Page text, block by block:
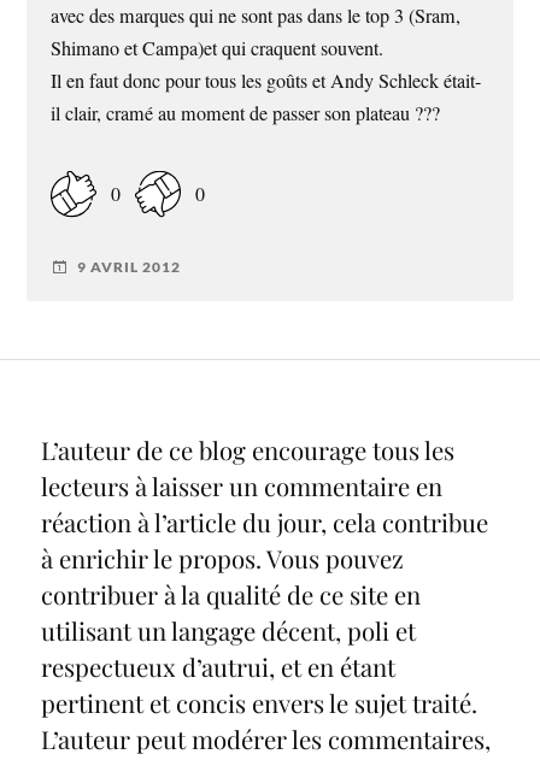
avec des marques qui ne sont pas dans le top 3 (Sram,
Shimano et Campa)et qui craquent souvent.
Il en faut donc pour tous les goûts et Andy Schleck était-
il clair, cramé au moment de passer son plateau ???
0 0
9 AVRIL 2012
L’auteur de ce blog encourage tous les
lecteurs à laisser un commentaire en
réaction à l’article du jour, cela contribue
à enrichir le propos. Vous pouvez
contribuer à la qualité de ce site en
utilisant un langage décent, poli et
respectueux d’autrui, et en étant
pertinent et concis envers le sujet traité.
L’auteur peut modérer les commentaires,